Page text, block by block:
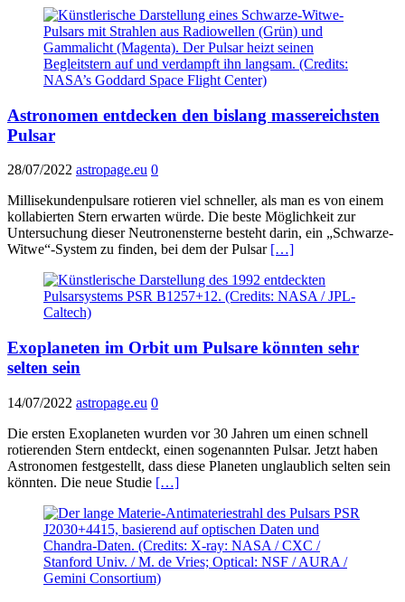
Astronomen entdecken den bislang massereichsten
Pulsar
28/07/2022 astropage.eu 0
Millisekundenpulsare rotieren viel schneller, als man es von einem
kollabierten Stern erwarten würde. Die beste Möglichkeit zur
Untersuchung dieser Neutronensterne besteht darin, ein „Schwarze-
Witwe“-System zu finden, bei dem der Pulsar […]
Exoplaneten im Orbit um Pulsare könnten sehr
selten sein
14/07/2022 astropage.eu 0
Die ersten Exoplaneten wurden vor 30 Jahren um einen schnell
rotierenden Stern entdeckt, einen sogenannten Pulsar. Jetzt haben
Astronomen festgestellt, dass diese Planeten unglaublich selten sein
könnten. Die neue Studie […]